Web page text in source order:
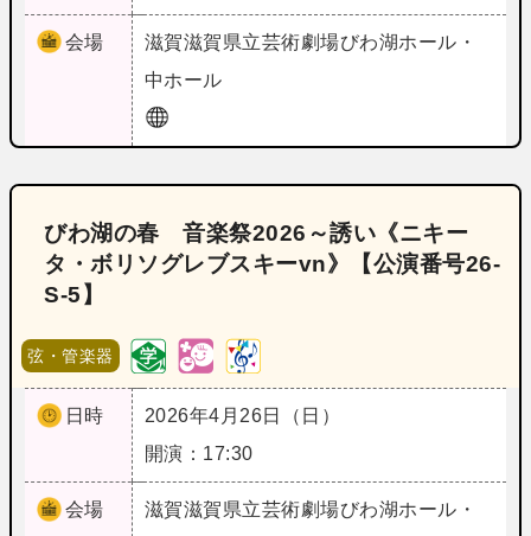
会場 滋賀滋賀県立芸術劇場びわ湖ホール・
中ホール
びわ湖の春 音楽祭2026～誘い《ニキー
タ・ボリソグレブスキーvn》【公演番号26‐
S‐5】
弦・管楽器
日時
2026年4月26日（日）
開演：17:30
会場 滋賀滋賀県立芸術劇場びわ湖ホール・